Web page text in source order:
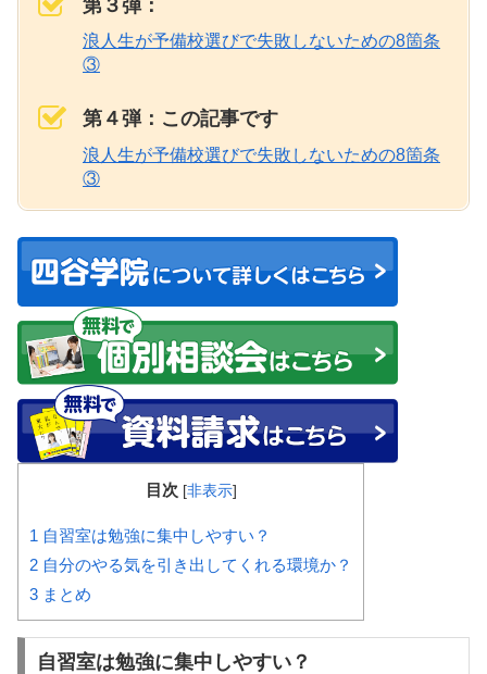
第３弾：
浪人生が予備校選びで失敗しないための8箇条
③
第４弾：この記事です
浪人生が予備校選びで失敗しないための8箇条
③
目次 [非表示]
1 自習室は勉強に集中しやすい？
2 自分のやる気を引き出してくれる環境か？
3 まとめ
自習室は勉強に集中しやすい？